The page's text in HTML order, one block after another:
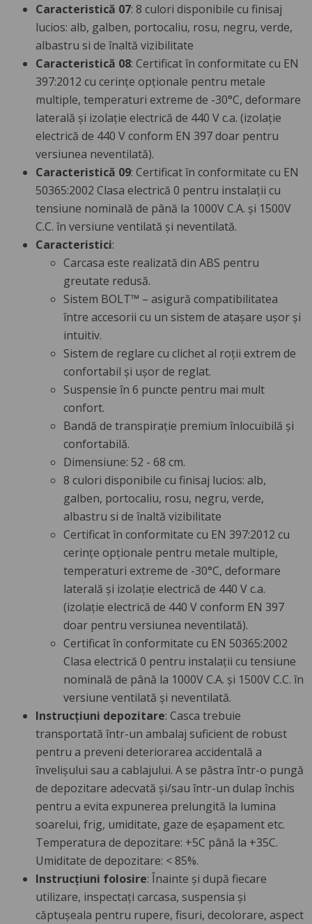
Caracteristică 07: 8 culori disponibile cu finisaj
lucios: alb, galben, portocaliu, rosu, negru, verde,
albastru si de înaltă vizibilitate
Caracteristică 08: Certificat în conformitate cu EN
397:2012 cu cerințe opționale pentru metale
multiple, temperaturi extreme de -30°C, deformare
laterală și izolație electrică de 440 V c.a. (izolație
electrică de 440 V conform EN 397 doar pentru
versiunea neventilată).
Caracteristică 09: Certificat în conformitate cu EN
50365:2002 Clasa electrică 0 pentru instalații cu
tensiune nominală de până la 1000V C.A. și 1500V
C.C. în versiune ventilată și neventilată.
Caracteristici:
Carcasa este realizată din ABS pentru
greutate redusă.
Sistem BOLT™ – asigură compatibilitatea
între accesorii cu un sistem de atașare ușor și
intuitiv.
Sistem de reglare cu clichet al roții extrem de
confortabil și ușor de reglat.
Suspensie în 6 puncte pentru mai mult
confort.
Bandă de transpirație premium înlocuibilă și
confortabilă.
Dimensiune: 52 - 68 cm.
8 culori disponibile cu finisaj lucios: alb,
galben, portocaliu, rosu, negru, verde,
albastru si de înaltă vizibilitate
Certificat în conformitate cu EN 397:2012 cu
cerințe opționale pentru metale multiple,
temperaturi extreme de -30°C, deformare
laterală și izolație electrică de 440 V c.a.
(izolație electrică de 440 V conform EN 397
doar pentru versiunea neventilată).
Certificat în conformitate cu EN 50365:2002
Clasa electrică 0 pentru instalații cu tensiune
nominală de până la 1000V C.A. și 1500V C.C. în
versiune ventilată și neventilată.
Instrucțiuni depozitare: Casca trebuie
transportată într-un ambalaj suficient de robust
pentru a preveni deteriorarea accidentală a
învelișului sau a cablajului. A se păstra într-o pungă
de depozitare adecvată și/sau într-un dulap închis
pentru a evita expunerea prelungită la lumina
soarelui, frig, umiditate, gaze de eșapament etc.
Temperatura de depozitare: +5C până la +35C.
Umiditate de depozitare: < 85%.
Instrucțiuni folosire: Înainte și după fiecare
utilizare, inspectați carcasa, suspensia și
căptușeala pentru rupere, fisuri, decolorare, aspect